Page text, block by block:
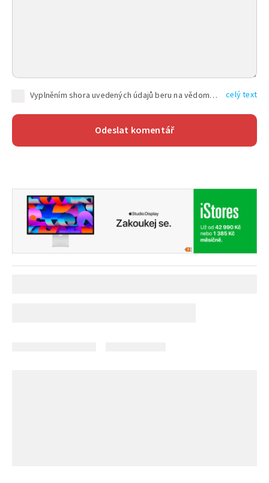
Vyplněním shora uvedených údajů beru na vědomí, že společnost TEXT FACTORY s.r.o., sídlem Brno, Durďákova 336/29, Černá Pole, PSČ: 613 00, IČ: 06157831, zapsané u Krajského soudu v Brně, oddíl C, vložka 100399, bude zpracovávat mé osobní údaje uvedené v rámci mnou vyplněného registračního formuláře na základě oprávněných zájmů TEXT FACTORY s.r.o. dle čl. 6 odst. 1 písm. f) GDPR a pro splnění právních povinností (čl. 6 odst. 1 písm. c) GDPR), a to pro tyto účely: nezbytnost zajistit oprávnění návštěvníka webových stránek provozovaných společností TEXT FACTORY s.r.o. přispívat aktivně ke zveřejněným článkům nebo v rámci diskusních fór a výkon práv TEXT FACTORY s.r.o. jako administrátora těchto diskusních fór. Více informací o zpracování osobních údajů a právech lze nalézt v celý text